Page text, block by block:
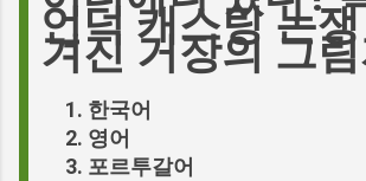
언덕 캐스팅 논
겨진 거장의 그
한국어
영어
포르투갈어